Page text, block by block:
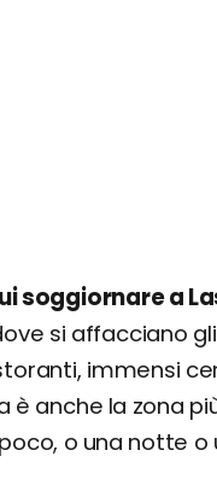
soggiornare a
si affacciano
immensi
è anche la zona
o una notte